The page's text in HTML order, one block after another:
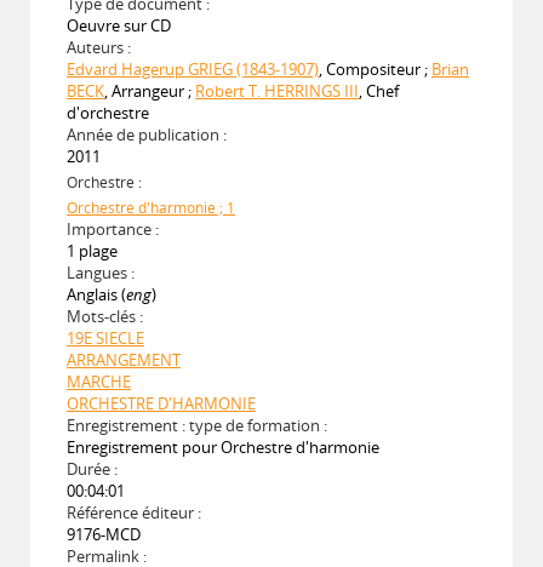
Oeuvre sur CD
Auteurs :
Edvard Hagerup GRIEG (1843-1907), Compositeur ; Brian
BECK, Arrangeur ; Robert T. HERRINGS III, Chef
d'orchestre
Année de publication :
2011
Orchestre :
Orchestre d'harmonie ; 1
Importance :
1 plage
Langues :
Anglais (eng)
Mots-clés :
19E SIECLE
ARRANGEMENT
MARCHE
ORCHESTRE D'HARMONIE
Enregistrement : type de formation :
Enregistrement pour Orchestre d'harmonie
Durée :
00:04:01
Référence éditeur :
9176-MCD
Permalink :